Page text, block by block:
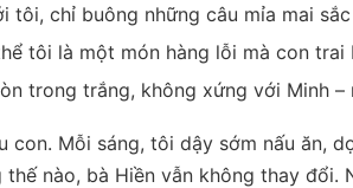
chỉ buông những câu mỉa mai sắc
tôi là một món hàng lỗi mà con trai
trong trắng, không xứng với Minh –
con. Mỗi sáng, tôi dậy sớm nấu ăn,
nào, bà Hiền vẫn không thay đổi.